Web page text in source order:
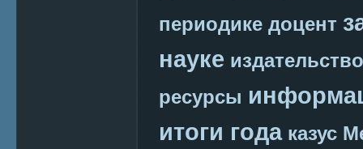
периодике доцент
науке издательство
ресурсы
итоги года казус